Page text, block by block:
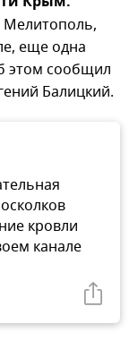
Мелитополь,
еще одна
этом сообщил
Балицкий.
кровли
канале